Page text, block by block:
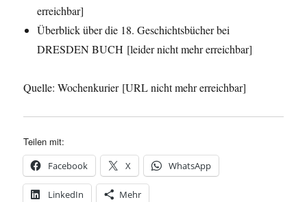
erreichbar]
Überblick über die 18. Geschichtsbücher bei
DRESDEN BUCH [leider nicht mehr erreichbar]
Quelle: Wochenkurier [URL nicht mehr erreichbar]
Teilen mit:
Facebook X WhatsApp
LinkedIn Mehr